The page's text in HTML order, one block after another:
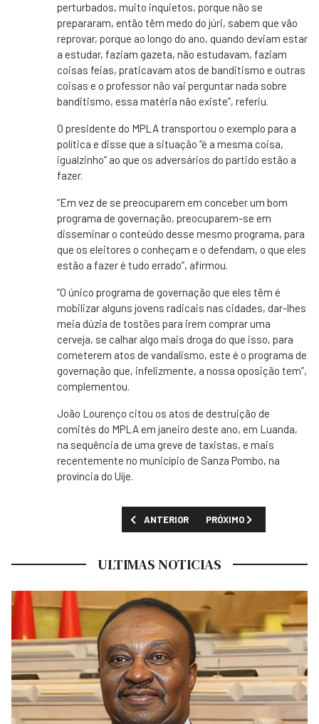
perturbados, muito inquietos, porque não se
prepararam, então têm medo do júri, sabem que vão
reprovar, porque ao longo do ano, quando deviam estar
a estudar, faziam gazeta, não estudavam, faziam
coisas feias, praticavam atos de banditismo e outras
coisas e o professor não vai perguntar nada sobre
banditismo, essa matéria não existe”, referiu.
O presidente do MPLA transportou o exemplo para a
política e disse que a situação “é a mesma coisa,
igualzinho” ao que os adversários do partido estão a
fazer.
“Em vez de se preocuparem em conceber um bom
programa de governação, preocuparem-se em
disseminar o conteúdo desse mesmo programa, para
que os eleitores o conheçam e o defendam, o que eles
estão a fazer é tudo errado”, afirmou.
“O único programa de governação que eles têm é
mobilizar alguns jovens radicais nas cidades, dar-lhes
meia dúzia de tostões para irem comprar uma
cerveja, se calhar algo mais droga do que isso, para
cometerem atos de vandalismo, este é o programa de
governação que, infelizmente, a nossa oposição tem”,
complementou.
João Lourenço citou os atos de destruição de
comités do MPLA em janeiro deste ano, em Luanda,
na sequência de uma greve de taxistas, e mais
recentemente no município de Sanza Pombo, na
província do Uíje.
ARTIGO ANTERIOR: LÍDER DO MPLA DIZ
ANTERIOR PRÓXIMO ARTIGO:
PRÓXIMO
ULTIMAS NOTICIAS